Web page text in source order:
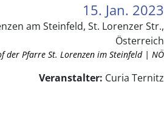
15. Jan. 2023
am Steinfeld, St. Lorenzer Str.,
Österreich
der Pfarre St. Lorenzen im Steinfeld | NÖ
Veranstalter: Curia Ternitz